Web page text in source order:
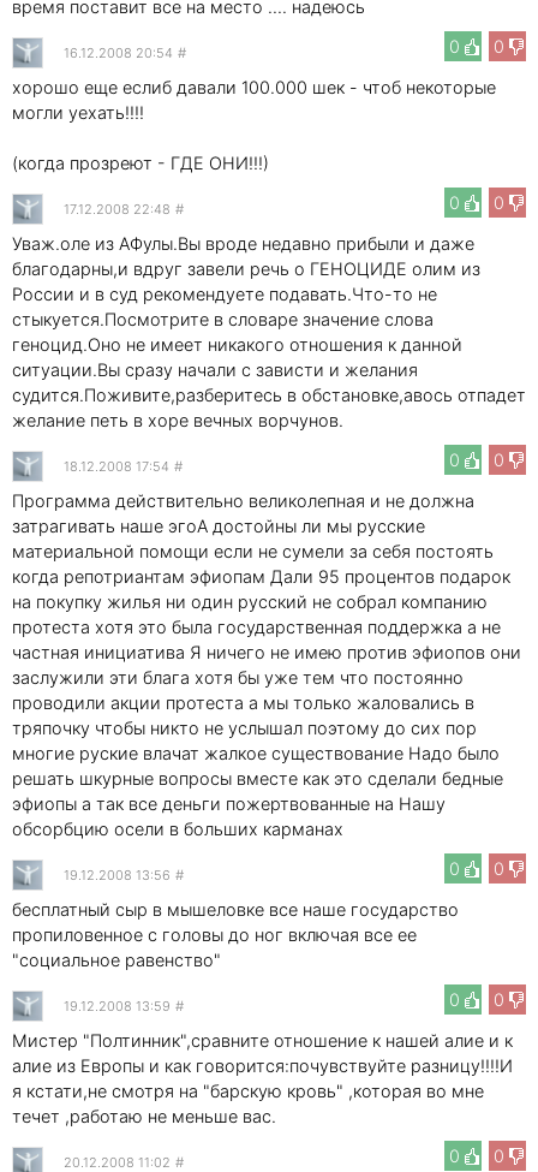
время поставит все на место .... надеюсь
0
0
16.12.2008 20:54 #
хорошо еще еслиб давали 100.000 шек - чтоб некоторые
могли уехать!!!!
(когда прозреют - ГДЕ ОНИ!!!)
0
0
17.12.2008 22:48 #
Уваж.оле из АФулы.Вы вроде недавно прибыли и даже
благодарны,и вдруг завели речь о ГЕНОЦИДЕ олим из
России и в суд рекомендуете подавать.Что-то не
стыкуется.Посмотрите в словаре значение слова
геноцид.Оно не имеет никакого отношения к данной
ситуации.Вы сразу начали с зависти и желания
судится.Поживите,разберитесь в обстановке,авось отпадет
желание петь в хоре вечных ворчунов.
0
0
18.12.2008 17:54 #
Программа действительно великолепная и не должна
затрагивать наше эгоА достойны ли мы русские
материальной помощи если не сумели за себя постоять
когда репотриантам эфиопам Дали 95 процентов подарок
на покупку жилья ни один русский не собрал компанию
протеста хотя это была государственная поддержка а не
частная инициатива Я ничего не имею против эфиопов они
заслужили эти блага хотя бы уже тем что постоянно
проводили акции протеста а мы только жаловались в
тряпочку чтобы никто не услышал поэтому до сих пор
многие руские влачат жалкое существование Надо было
решать шкурные вопросы вместе как это сделали бедные
эфиопы а так все деньги пожертвованные на Нашу
обсорбцию осели в больших карманах
0
0
19.12.2008 13:56 #
бесплатный сыр в мышеловке все наше государство
пропиловенное с головы до ног включая все ее
"социальное равенство"
0
0
19.12.2008 13:59 #
Мистер "Полтинник",сравните отношение к нашей алие и к
алие из Европы и как говорится:почувствуйте разницу!!!!И
я кстати,не смотря на "барскую кровь" ,которая во мне
течет ,работаю не меньше вас.
0
0
20.12.2008 11:02 #